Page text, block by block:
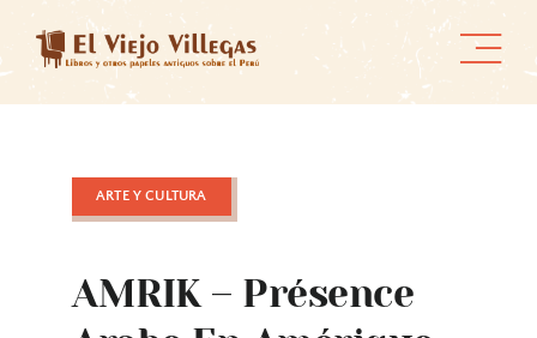
content
ARTE Y CULTURA
AMRIK – Présence